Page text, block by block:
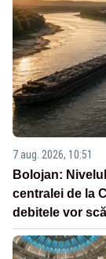
7 aug. 2026, 10:51
Bolojan:
centralei de la
debitele vor